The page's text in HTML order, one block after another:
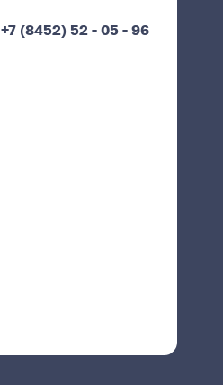
+7 (8452) 52 - 05 - 96